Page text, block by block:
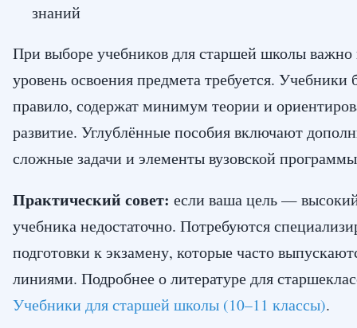
знаний
При выборе учебников для старшей школы важно
уровень освоения предмета требуется. Учебники
правило, содержат минимум теории и
развитие. Углублённые пособия включают
сложные задачи и элементы вузовской
Практический совет: если ваша цель —
учебника недостаточно. Потребуются
подготовки к экзамену, которые часто
линиями. Подробнее о литературе для
Учебники для старшей школы (10–11 классы).